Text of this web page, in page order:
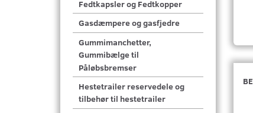
Fedtkapsler og Fedtkopper
Gasdæmpere og gasfjedre
Gummimanchetter,
Gummibælge til
Påløbsbremser
Hestetrailer reservedele og
tilbehør til hestetrailer